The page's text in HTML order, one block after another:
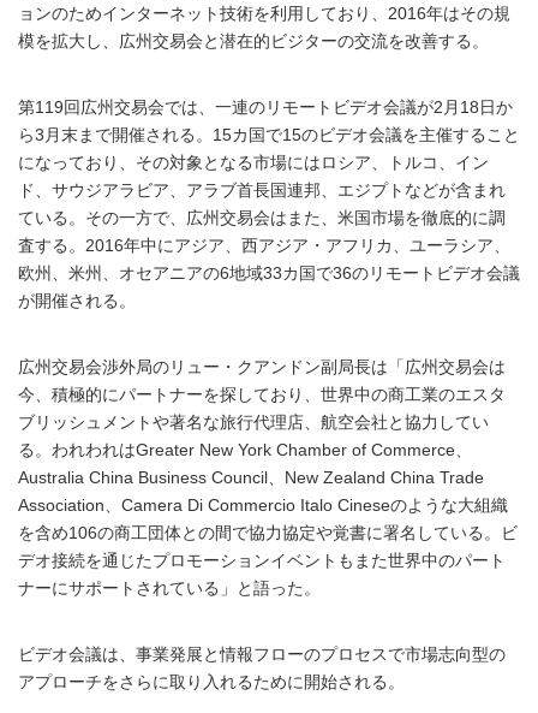
ョンのためインターネット技術を利用しており、2016年はその規
模を拡大し、広州交易会と潜在的ビジターの交流を改善する。
第119回広州交易会では、一連のリモートビデオ会議が2月18日か
ら3月末まで開催される。15カ国で15のビデオ会議を主催すること
になっており、その対象となる市場にはロシア、トルコ、イン
ド、サウジアラビア、アラブ首長国連邦、エジプトなどが含まれ
ている。その一方で、広州交易会はまた、米国市場を徹底的に調
査する。2016年中にアジア、西アジア・アフリカ、ユーラシア、
欧州、米州、オセアニアの6地域33カ国で36のリモートビデオ会議
が開催される。
広州交易会渉外局のリュー・クアンドン副局長は「広州交易会は
今、積極的にパートナーを探しており、世界中の商工業のエスタ
ブリッシュメントや著名な旅行代理店、航空会社と協力してい
る。われわれはGreater New York Chamber of Commerce、
Australia China Business Council、New Zealand China Trade
Association、Camera Di Commercio Italo Cineseのような大組織
を含め106の商工団体との間で協力協定や覚書に署名している。ビ
デオ接続を通じたプロモーションイベントもまた世界中のパート
ナーにサポートされている」と語った。
ビデオ会議は、事業発展と情報フローのプロセスで市場志向型の
アプローチをさらに取り入れるために開始される。